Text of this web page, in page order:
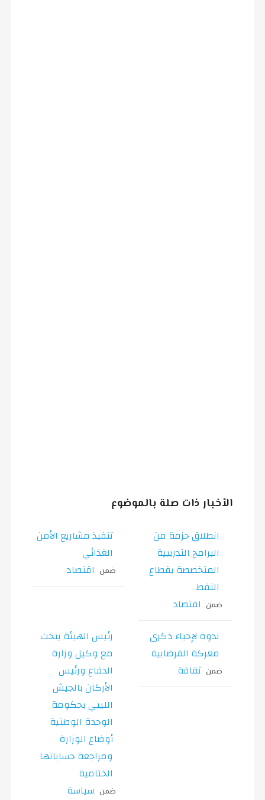
الأخبار ذات صلة بالموضوع
انطلاق حزمة من
البرامج التدريبية
المتخصصة بقطاع
النفط
ضمن اقتصاد
تنفيذ مشاريع الأمن
الغذائي
ضمن اقتصاد
ندوة لإحياء ذكرى
معركة القرضابية
ضمن ثقافة
رئيس الهيئة يبحث
مع وكيل وزارة
الدفاع ورئيس
الأركان بالجيش
الليبي بحكومة
الوحدة الوطنية
أوضاع الوزارة
ومراجعة حساباتها
الختامية
ضمن سياسة